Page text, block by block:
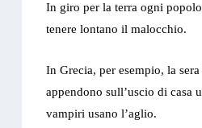
In giro per la terra ogni
tenere lontano il malocchio.
In Grecia, per esempio, la
appendono sull’uscio di casa
vampiri usano l’aglio.